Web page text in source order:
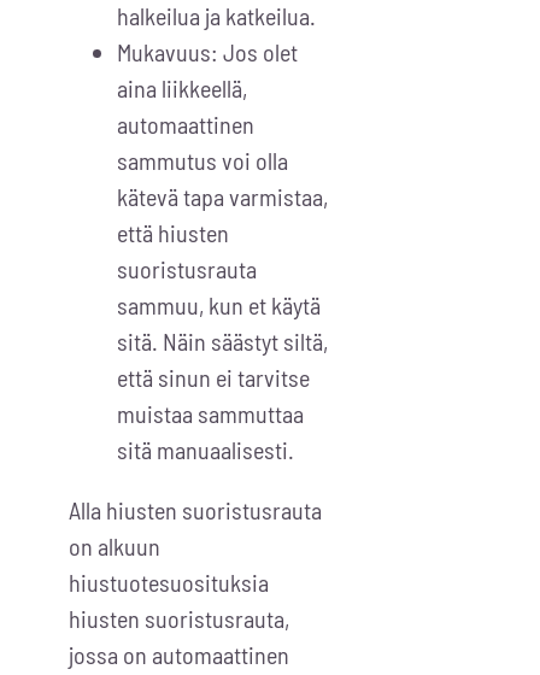
halkeilua ja katkeilua.
Mukavuus: Jos olet
aina liikkeellä,
automaattinen
sammutus voi olla
kätevä tapa varmistaa,
että hiusten
suoristusrauta
sammuu, kun et käytä
sitä. Näin säästyt siltä,
että sinun ei tarvitse
muistaa sammuttaa
sitä manuaalisesti.
Alla hiusten suoristusrauta
on alkuun
hiustuotesuosituksia
hiusten suoristusrauta,
jossa on automaattinen